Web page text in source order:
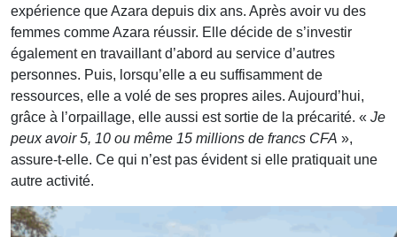
expérience que Azara depuis dix ans. Après avoir vu des
femmes comme Azara réussir. Elle décide de s’investir
également en travaillant d’abord au service d’autres
personnes. Puis, lorsqu’elle a eu suffisamment de
ressources, elle a volé de ses propres ailes. Aujourd’hui,
grâce à l’orpaillage, elle aussi est sortie de la précarité. « Je
peux avoir 5, 10 ou même 15 millions de francs CFA »,
assure-t-elle. Ce qui n’est pas évident si elle pratiquait une
autre activité.